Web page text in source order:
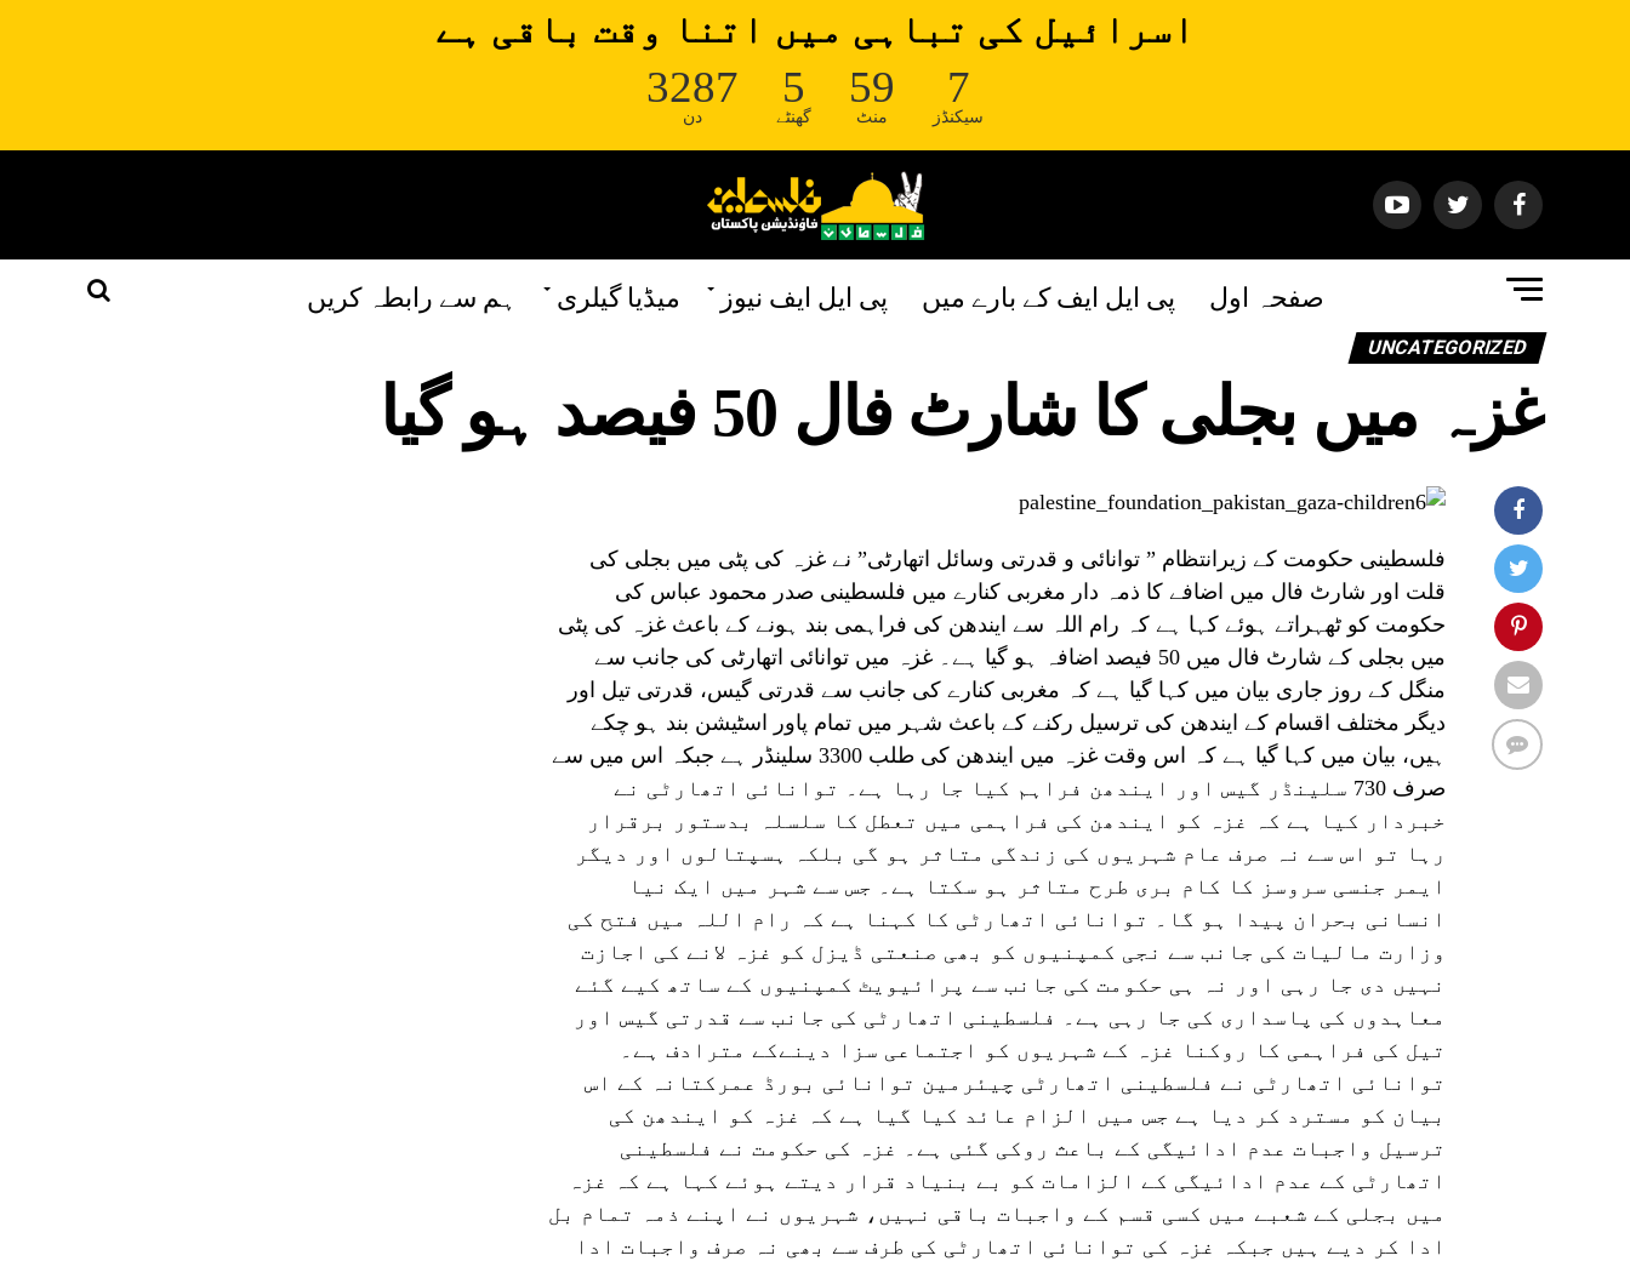
اسرائیل کی تباہی میں اتنا وقت باقی ہے
3287
دن
5
گھنٹے
59
منٹ
7
سیکنڈز
صفحہ اول پی ایل ایف کے بارے میں پی ایل ایف نیوز میڈیا گیلری ہم سے رابطہ کریں
UNCATEGORIZED
غزہ میں بجلی کا شارٹ فال 50 فیصد ہو گیا
فلسطینی حکومت کے زیرانتظام ” توانائی و قدرتی وسائل اتھارٹی” نے غزہ کی پٹی میں بجلی کی
قلت اور شارٹ فال میں اضافے کا ذمہ دار مغربی کنارے میں فلسطینی صدر محمود عباس کی
حکومت کو ٹھہراتے ہوئے کہا ہے کہ رام اللہ سے ایندھن کی فراہمی بند ہونے کے باعث غزہ کی پٹی
میں بجلی کے شارٹ فال میں 50 فیصد اضافہ ہو گیا ہے۔ غزہ میں توانائی اتھارٹی کی جانب سے
منگل کے روز جاری بیان میں کہا گیا ہے کہ مغربی کنارے کی جانب سے قدرتی گیس، قدرتی تیل اور
دیگر مختلف اقسام کے ایندھن کی ترسیل رکنے کے باعث شہر میں تمام پاور اسٹیشن بند ہو چکے
ہیں، بیان میں کہا گیا ہے کہ اس وقت غزہ میں ایندھن کی طلب 3300 سلینڈر ہے جبکہ اس میں سے
صرف 730 سلینڈر گیس اور ایندھن فراہم کیا جا رہا ہے۔ توانائی اتھارٹی نے
خبردار کیا ہے کہ غزہ کو ایندھن کی فراہمی میں تعطل کا سلسلہ بدستور برقرار
رہا تو اس سے نہ صرف عام شہریوں کی زندگی متاثر ہو گی بلکہ ہسپتالوں اور دیگر
ایمر جنسی سروسز کا کام بری طرح متاثر ہو سکتا ہے۔ جس سے شہر میں ایک نیا
انسانی بحران پیدا ہو گا۔ توانائی اتھارٹی کا کہنا ہے کہ رام اللہ میں فتح کی
وزارت مالیات کی جانب سے نجی کمپنیوں کو بھی صنعتی ڈیزل کو غزہ لانے کی اجازت
نہیں دی جا رہی اور نہ ہی حکومت کی جانب سے پرائیویٹ کمپنیوں کے ساتھ کیے گئے
معاہدوں کی پاسداری کی جا رہی ہے۔ فلسطینی اتھارٹی کی جانب سے قدرتی گیس اور
تیل کی فراہمی کا روکنا غزہ کے شہریوں کو اجتماعی سزا دینےکے مترادف ہے۔
توانائی اتھارٹی نے فلسطینی اتھارٹی چیئرمین توانائی بورڈ عمرکتانہ کے اس
بیان کو مسترد کر دیا ہے جس میں الزام عائد کیا گیا ہے کہ غزہ کو ایندھن کی
ترسیل واجبات عدم ادائیگی کے باعث روکی گئی ہے۔ غزہ کی حکومت نے فلسطینی
اتھارٹی کے عدم ادائیگی کے الزامات کو بے بنیاد قرار دیتے ہوئے کہا ہے کہ غزہ
میں بجلی کے شعبے میں کسی قسم کے واجبات باقی نہیں، شہریوں نے اپنے ذمہ تمام بل
ادا کر دیے ہیں جبکہ غزہ کی توانائی اتھارٹی کی طرف سے بھی نہ صرف واجبات ادا